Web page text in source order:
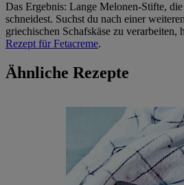
Das Ergebnis: Lange Melonen-Stifte,
schneidest. Suchst du nach einer
griechischen Schafskäse zu verarbeiten,
Rezept für Fetacreme.
Ähnliche Rezepte